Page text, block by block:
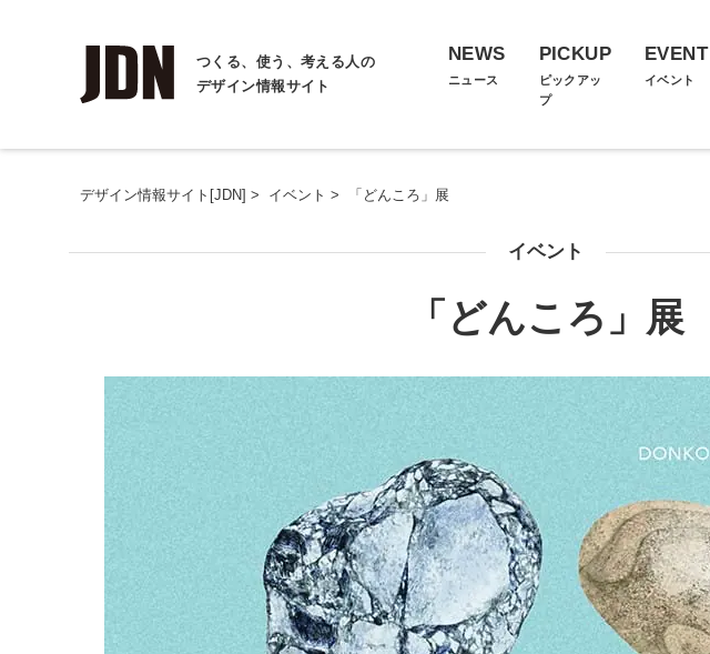
つくる、使う、考える人の
デザイン情報サイト
NEWS
ニュース
PICKUP
ピックアッ
プ
EVENT
イベント
デザイン情報サイト[JDN] > イベント > 「どんころ」展
イベント
「どんころ」展